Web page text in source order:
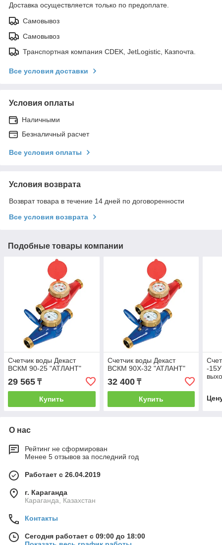
Доставка осуществляется только по предоплате.
Самовывоз
Самовывоз
Транспортная компания CDEK, JetLogistic, Казпочта.
Все условия доставки
Условия оплаты
Наличными
Безналичный расчет
Все условия оплаты
Условия возврата
Возврат товара в течение 14 дней по договоренности
Все условия возврата
Подобные товары компании
Счетчик воды Декаст
ВСКМ 90-25 "АТЛАНТ"
29 565 ₸
Купить
Счетчик воды Декаст
ВСКМ 90Х-32 "АТЛАНТ"
32 400₸
Купить
-
О нас
Рейтинг не сформирован
Менее 5 отзывов за последний год
Работает с 26.04.2019
г. Караганда
Караганда, Казахстан
Контакты
Сегодня работает с 09:00 до 18:00